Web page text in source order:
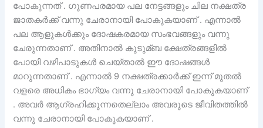
പോകുന്നത് . ഗുണപരമായ പല നേട്ടങ്ങളും ചില നക്ഷത്ര
ജാതകർക്ക് വന്നു ചേരാനായി പോകുകയാണ് . എന്നാൽ
പല ആളുകൾക്കും ദോഷകരമായ സംഭവങ്ങളും വന്നു
ചേരുന്നതാണ് . അതിനാൽ കുടുമ്ബ ക്ഷേത്രങ്ങളിൽ
പോയി വഴിപാടുകൾ ചെയ്താൽ ഈ ദോഷങ്ങൾ
മാറുന്നതാണ് . എന്നാൽ 9 നക്ഷത്രക്കാർക്ക് ഇന്ന് മുതൽ
വളരെ അധികം ഭാഗ്യം വന്നു ചേരാനായി പോകുകയാണ്
. അവർ ആഗ്രഹിക്കുന്നതെല്ലാം അവരുടെ ജീവിതത്തിൽ
വന്നു ചേരാനായി പോകുകയാണ് .